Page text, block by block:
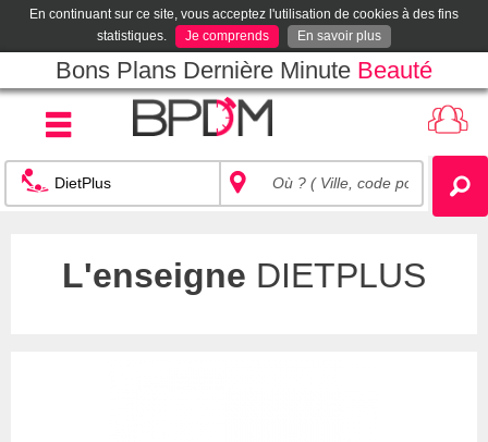
En continuant sur ce site, vous acceptez l'utilisation de cookies à des fins
statistiques.
Je comprends En savoir plus
Bons Plans Dernière Minute Beauté
L'enseigne DIETPLUS